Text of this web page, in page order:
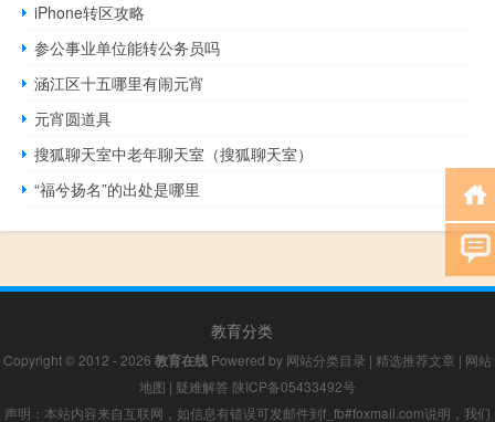
iPhone转区攻略
参公事业单位能转公务员吗
涵江区十五哪里有闹元宵
元宵圆道具
搜狐聊天室中老年聊天室（搜狐聊天室）
“福兮扬名”的出处是哪里
教育分类
Copyright © 2012 - 2026 教育在线 Powered by 网站分类目录 | 精选推荐文章 | 网站
地图 | 疑难解答 陕ICP备05433492号
声明：本站内容来自互联网，如信息有错误可发邮件到f_fb#foxmail.com说明，我们